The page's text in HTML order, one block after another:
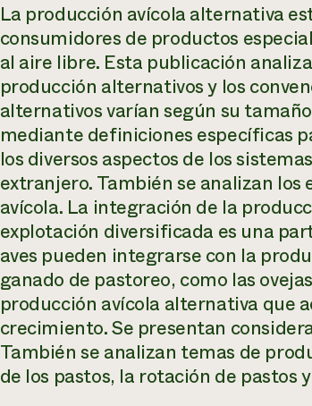
La producción avícola alternativa
consumidores de productos
al aire libre. Esta publicación
producción alternativos y los
alternativos varían según su
mediante definiciones específicas
los diversos aspectos de los
extranjero. También se analizan
avícola. La integración de la
explotación diversificada es una
aves pueden integrarse con la
ganado de pastoreo, como las
producción avícola alternativa que
crecimiento. Se presentan
También se analizan temas de
de los pastos, la rotación de pastos